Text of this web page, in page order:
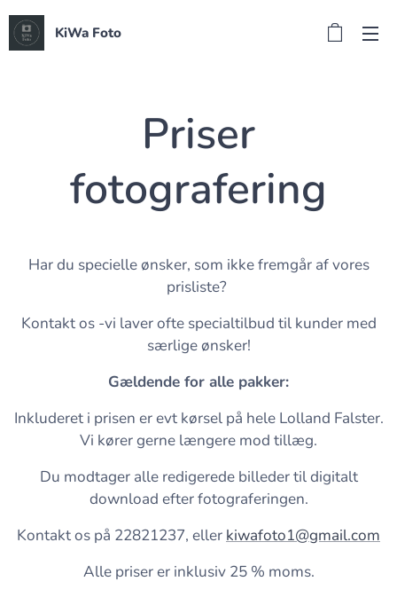
KiWa Foto
Priser
fotografering
Har du specielle ønsker, som ikke fremgår af vores
prisliste?
Kontakt os -vi laver ofte specialtilbud til kunder med
særlige ønsker!
Gældende for alle pakker:
Inkluderet i prisen er evt kørsel på hele Lolland Falster.
Vi kører gerne længere mod tillæg.
Du modtager alle redigerede billeder til digitalt
download efter fotograferingen.
Kontakt os på 22821237, eller kiwafoto1@gmail.com
Alle priser er inklusiv 25 % moms.